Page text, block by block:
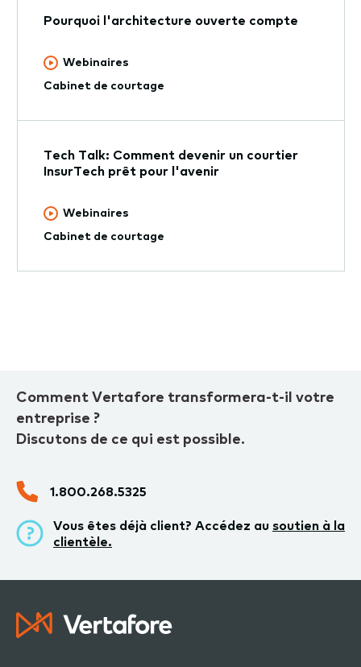
Pourquoi l'architecture ouverte compte
Webinaires
Cabinet de courtage
Tech Talk: Comment devenir un courtier
InsurTech prêt pour l'avenir
Webinaires
Cabinet de courtage
Comment Vertafore transformera-t-il votre
entreprise ?
Discutons de ce qui est possible.
1.800.268.5325
Vous êtes déjà client? Accédez au soutien à la
clientèle.